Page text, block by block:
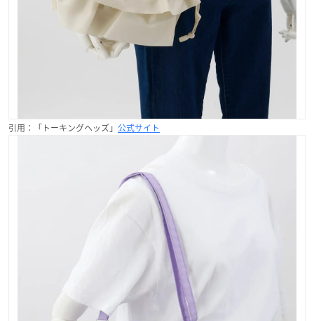
引用：「トーキングヘッズ」 公式サイト